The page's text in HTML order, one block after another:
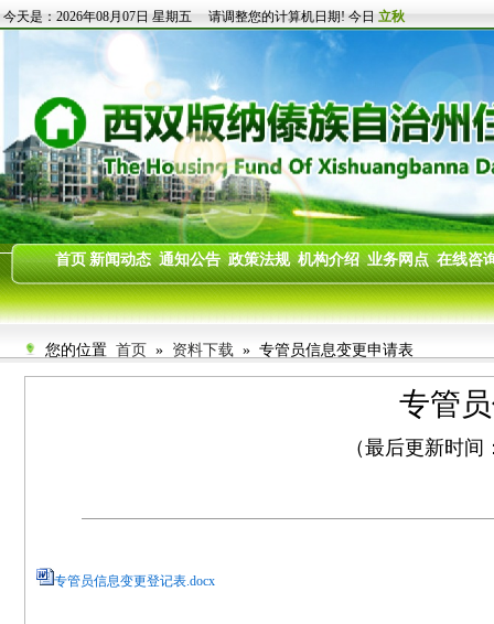
您的位置 首页 » 资料下载 » 专管员信息变更申请表